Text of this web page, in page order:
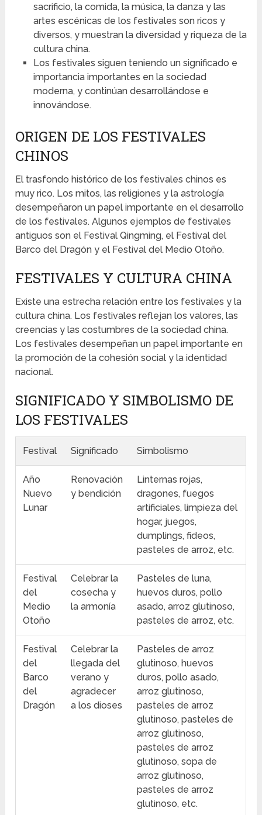
sacrificio, la comida, la música, la danza y las
artes escénicas de los festivales son ricos y
diversos, y muestran la diversidad y riqueza de la
cultura china.
Los festivales siguen teniendo un significado e
importancia importantes en la sociedad
moderna, y continúan desarrollándose e
innovándose.
ORIGEN DE LOS FESTIVALES
CHINOS
El trasfondo histórico de los festivales chinos es
muy rico. Los mitos, las religiones y la astrología
desempeñaron un papel importante en el desarrollo
de los festivales. Algunos ejemplos de festivales
antiguos son el Festival Qingming, el Festival del
Barco del Dragón y el Festival del Medio Otoño.
FESTIVALES Y CULTURA CHINA
Existe una estrecha relación entre los festivales y la
cultura china. Los festivales reflejan los valores, las
creencias y las costumbres de la sociedad china.
Los festivales desempeñan un papel importante en
la promoción de la cohesión social y la identidad
nacional.
SIGNIFICADO Y SIMBOLISMO DE
LOS FESTIVALES
Festival Significado Simbolismo
Año
Nuevo
Lunar
Renovación
y bendición
Linternas rojas,
dragones, fuegos
artificiales, limpieza del
hogar, juegos,
dumplings, fideos,
pasteles de arroz, etc.
Festival
del
Medio
Otoño
Celebrar la
cosecha y
la armonía
Pasteles de luna,
huevos duros, pollo
asado, arroz glutinoso,
pasteles de arroz, etc.
Festival
del
Barco
del
Dragón
Celebrar la
llegada del
verano y
agradecer
a los dioses
Pasteles de arroz
glutinoso, huevos
duros, pollo asado,
arroz glutinoso,
pasteles de arroz
glutinoso, pasteles de
arroz glutinoso,
pasteles de arroz
glutinoso, sopa de
arroz glutinoso,
pasteles de arroz
glutinoso, etc.